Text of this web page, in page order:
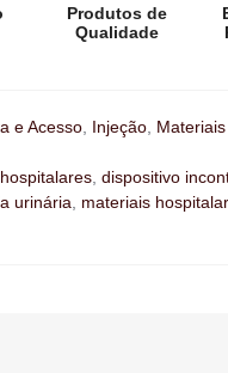
Produtos de
Qualidade
e Acesso, Injeção,
, dispositivo
urinária, materiais